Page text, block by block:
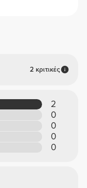
2 κριτικές
2
0
0
0
0